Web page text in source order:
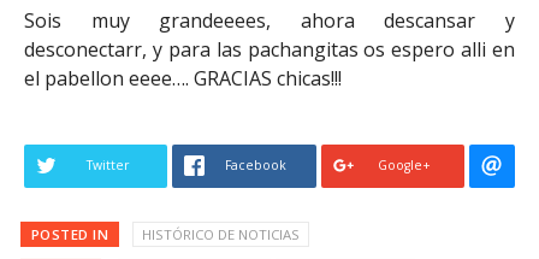
Sois muy grandeeees, ahora descansar y
desconectarr, y para las pachangitas os espero alli en
el pabellon eeee…. GRACIAS chicas!!!
Twitter Facebook Google+
POSTED IN HISTÓRICO DE NOTICIAS